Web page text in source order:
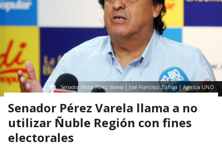
Senador Víctor Pérez Varela | José Francisco Zúñiga | Agencia UNO
Senador Pérez Varela llama a no
utilizar Ñuble Región con fines
electorales